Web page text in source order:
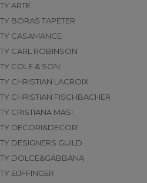
ARTE
BORAS TAPETER
CASAMANCE
CARL ROBINSON
COLE & SON
CHRISTIAN LACROIX
CHRISTIAN FISCHBACHER
CRISTIANA MASI
DECORI&DECORI
DESIGNERS GUILD
DOLCE&GABBANA
EIJFFINGER